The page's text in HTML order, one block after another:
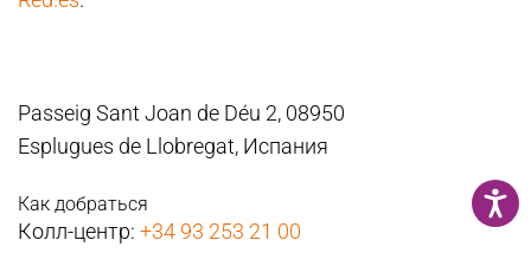
Passeig Sant Joan de Déu 2, 08950
Esplugues de Llobregat, Испания
Как добраться
Колл-центр: +34 93 253 21 00